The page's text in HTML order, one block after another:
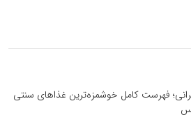
فهرست کامل خوشمزه‌ترین غذاهای سنتی